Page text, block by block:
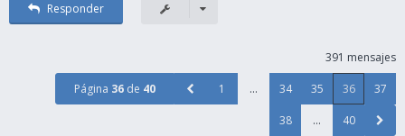
Responder
391 mensajes
Página 36 de 40 1 … 34 35 36 37
38 … 40